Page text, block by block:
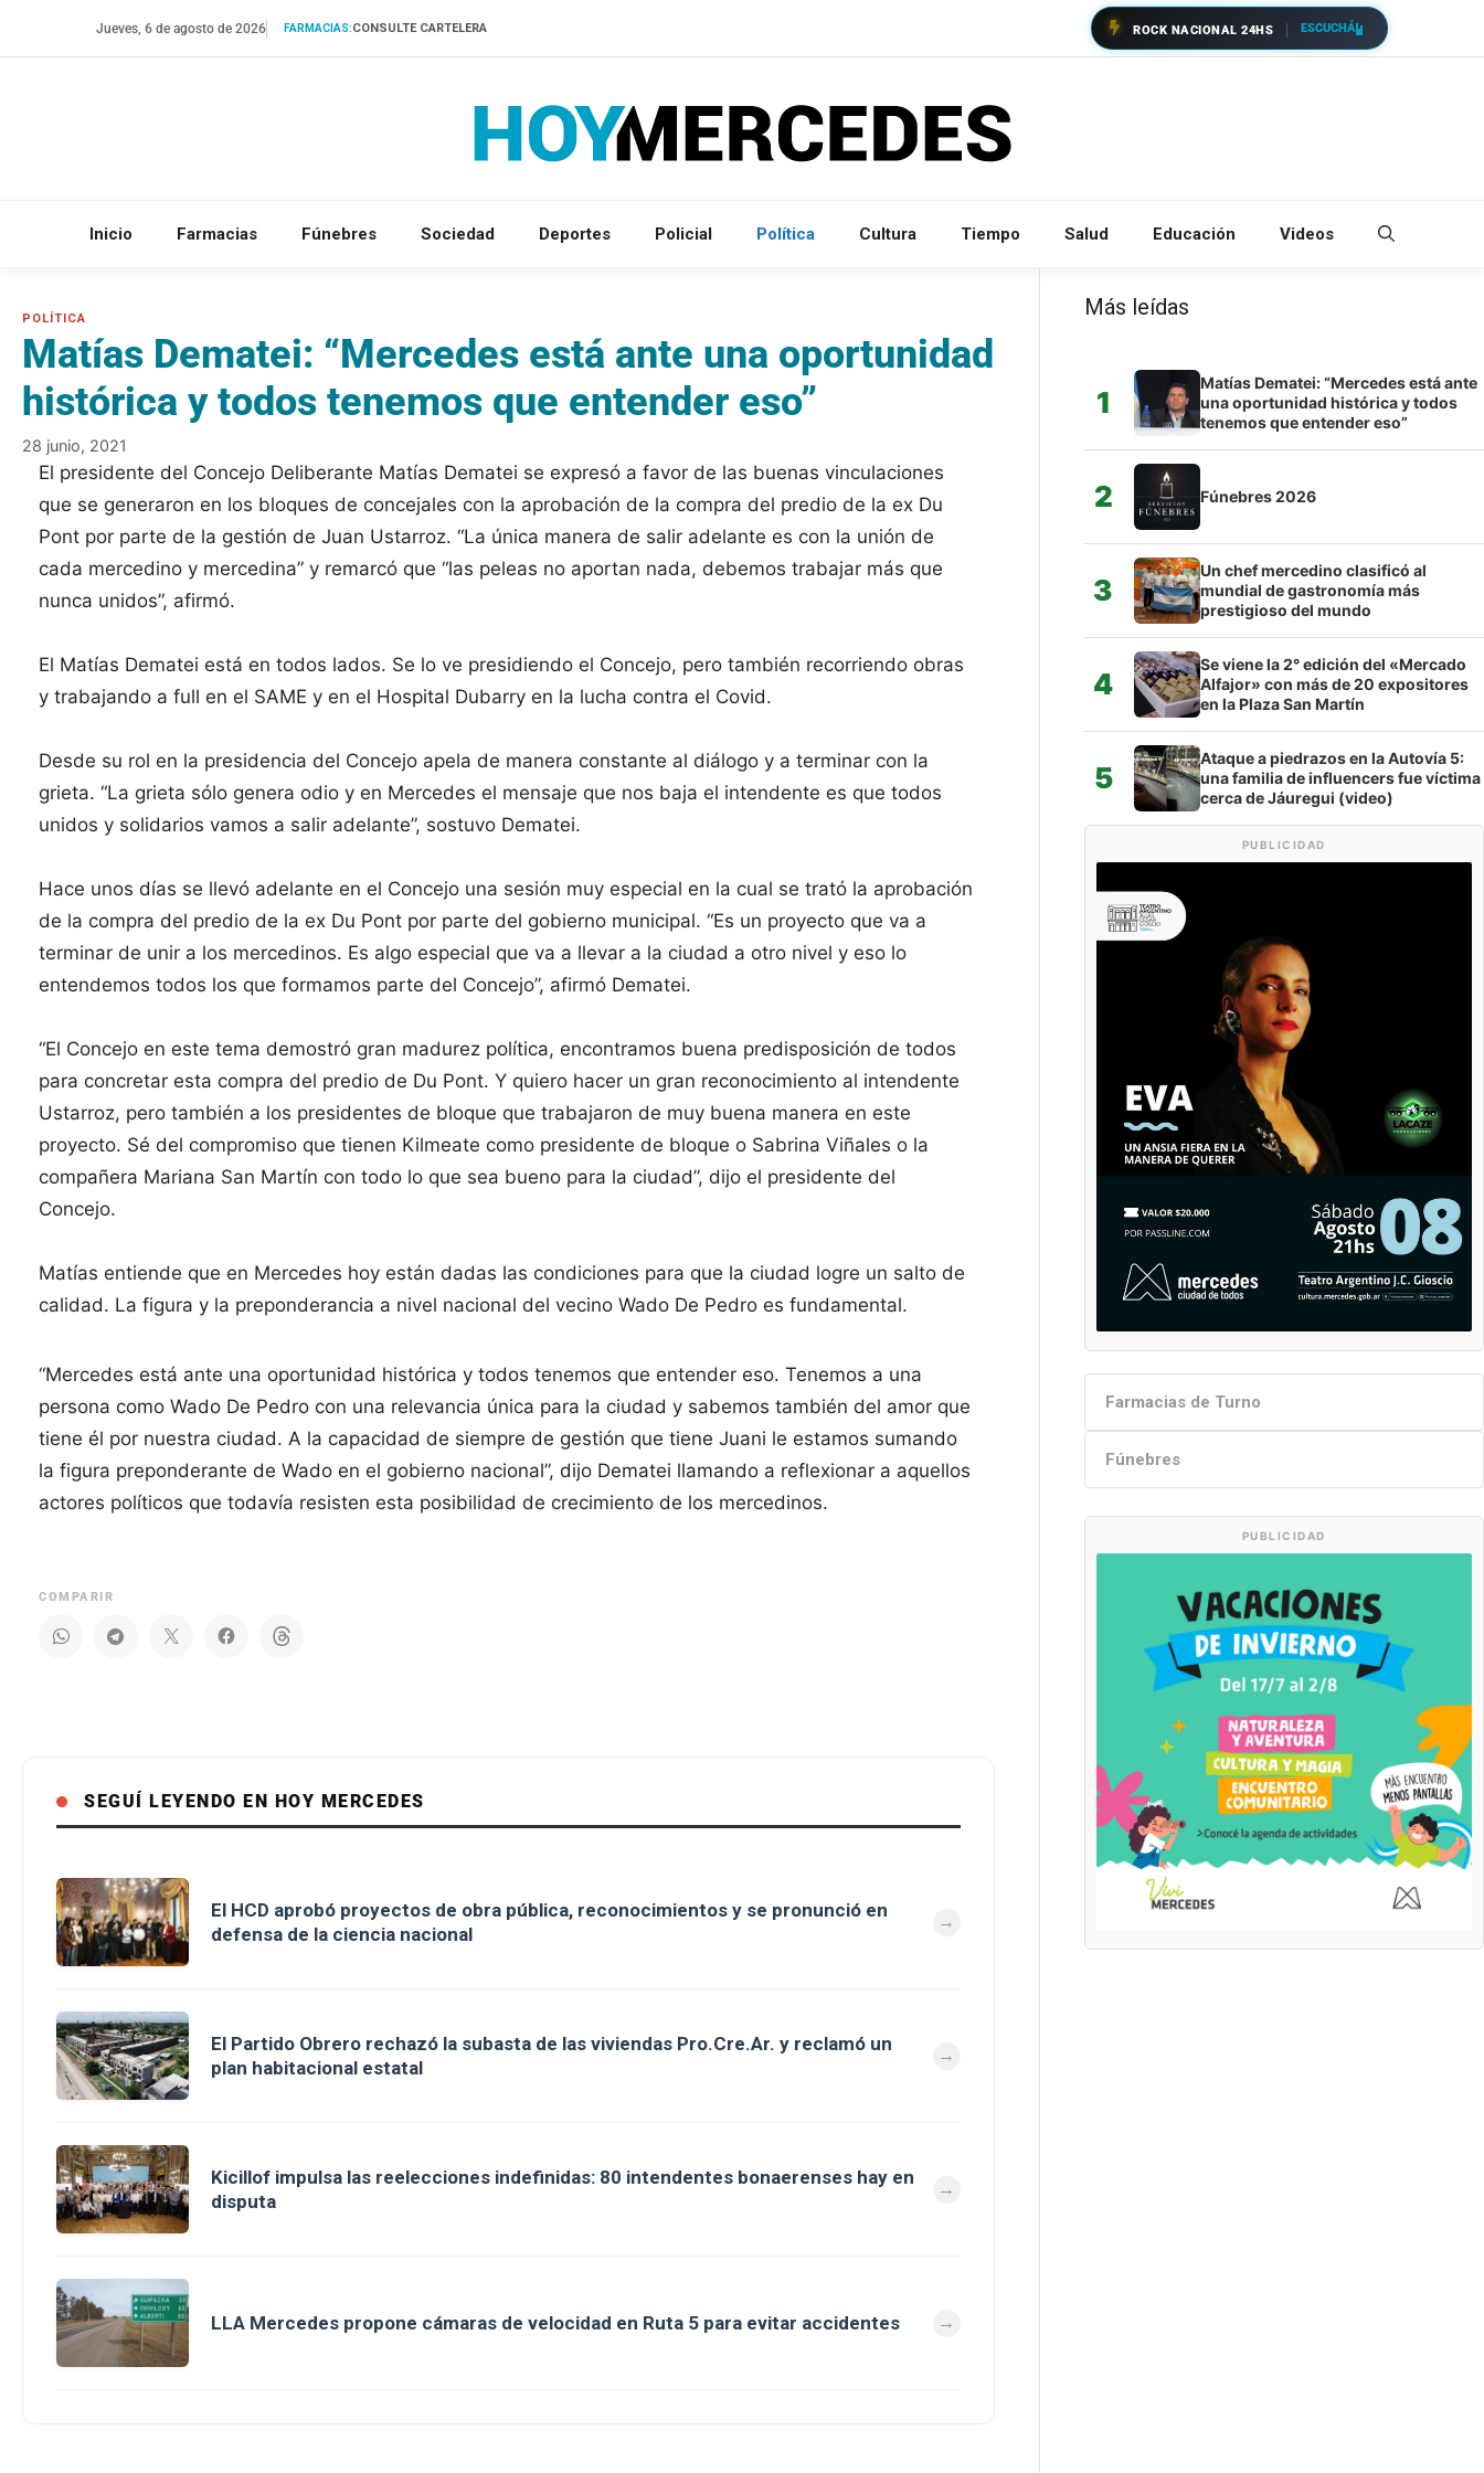
Jueves, 6 de agosto de 2026 FARMACIAS:CONSULTE CARTELERA ROCK NACIONAL 24HS ESCUCHÁ
Inicio Farmacias Fúnebres Sociedad Deportes Policial Política Cultura Tiempo Salud Educación Videos
Matías Dematei: “Mercedes está ante una oportunidad
histórica y todos tenemos que entender eso”
28 junio, 2021
El presidente del Concejo Deliberante Matías Dematei se expresó a favor de las buenas vinculaciones
que se generaron en los bloques de concejales con la aprobación de la compra del predio de la ex Du
Pont por parte de la gestión de Juan Ustarroz. “La única manera de salir adelante es con la unión de
cada mercedino y mercedina” y remarcó que “las peleas no aportan nada, debemos trabajar más que
nunca unidos”, afirmó.
El Matías Dematei está en todos lados. Se lo ve presidiendo el Concejo, pero también recorriendo obras
y trabajando a full en el SAME y en el Hospital Dubarry en la lucha contra el Covid.
Desde su rol en la presidencia del Concejo apela de manera constante al diálogo y a terminar con la
grieta. “La grieta sólo genera odio y en Mercedes el mensaje que nos baja el intendente es que todos
unidos y solidarios vamos a salir adelante”, sostuvo Dematei.
Hace unos días se llevó adelante en el Concejo una sesión muy especial en la cual se trató la aprobación
de la compra del predio de la ex Du Pont por parte del gobierno municipal. “Es un proyecto que va a
terminar de unir a los mercedinos. Es algo especial que va a llevar a la ciudad a otro nivel y eso lo
entendemos todos los que formamos parte del Concejo”, afirmó Dematei.
“El Concejo en este tema demostró gran madurez política, encontramos buena predisposición de todos
para concretar esta compra del predio de Du Pont. Y quiero hacer un gran reconocimiento al intendente
Ustarroz, pero también a los presidentes de bloque que trabajaron de muy buena manera en este
proyecto. Sé del compromiso que tienen Kilmeate como presidente de bloque o Sabrina Viñales o la
compañera Mariana San Martín con todo lo que sea bueno para la ciudad”, dijo el presidente del
Concejo.
Matías entiende que en Mercedes hoy están dadas las condiciones para que la ciudad logre un salto de
calidad. La figura y la preponderancia a nivel nacional del vecino Wado De Pedro es fundamental.
“Mercedes está ante una oportunidad histórica y todos tenemos que entender eso. Tenemos a una
persona como Wado De Pedro con una relevancia única para la ciudad y sabemos también del amor que
tiene él por nuestra ciudad. A la capacidad de siempre de gestión que tiene Juani le estamos sumando
la figura preponderante de Wado en el gobierno nacional”, dijo Dematei llamando a reflexionar a aquellos
actores políticos que todavía resisten esta posibilidad de crecimiento de los mercedinos.
COMPARIR
SEGUÍ LEYENDO EN HOY MERCEDES
El HCD aprobó proyectos de obra pública, reconocimientos y se pronunció en
defensa de la ciencia nacional
El Partido Obrero rechazó la subasta de las viviendas Pro.Cre.Ar. y reclamó un
plan habitacional estatal
Kicillof impulsa las reelecciones indefinidas: 80 intendentes bonaerenses hay en
disputa
LLA Mercedes propone cámaras de velocidad en Ruta 5 para evitar accidentes
Más leídas
1
Matías Dematei: “Mercedes está ante
una oportunidad histórica y todos
tenemos que entender eso”
2 Fúnebres 2026
3
Un chef mercedino clasificó al
mundial de gastronomía más
prestigioso del mundo
4
Se viene la 2° edición del «Mercado
Alfajor» con más de 20 expositores
en la Plaza San Martín
5
Ataque a piedrazos en la Autovía 5:
una familia de influencers fue víctima
cerca de Jáuregui (video)
PUBLICIDAD
Farmacias de Turno
Fúnebres
PUBLICIDAD